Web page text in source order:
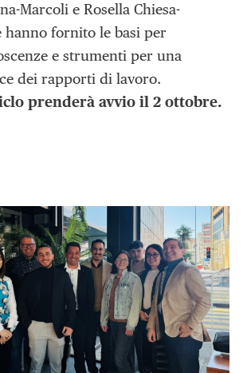
Marcoli e Rosella Chiesa-
hanno fornito le basi per
e strumenti per una
dei rapporti di lavoro.
prenderà avvio il 2 ottobre.